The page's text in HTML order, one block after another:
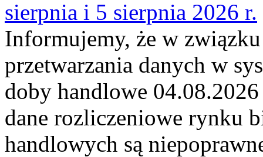
sierpnia i 5 sierpnia 2026 r.
Informujemy, że w
przetwarzania danych w
doby handlowe
dane rozliczeniowe rynku
handlowych są